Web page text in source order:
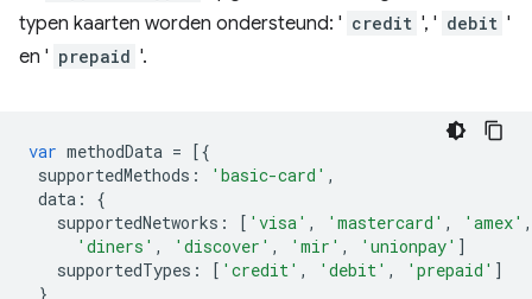
typen kaarten worden ondersteund: ' credit ', ' debit '
en ' prepaid '.
var methodData = [{
supportedMethods : 'basic-card' ,
data :
{
supportedNetworks : [ 'visa' , 'mastercard' , 'amex' ,
'diners' , 'discover' , 'mir' , 'unionpay' ]
supportedTypes : [ 'credit' , 'debit' , 'prepaid' ]
}